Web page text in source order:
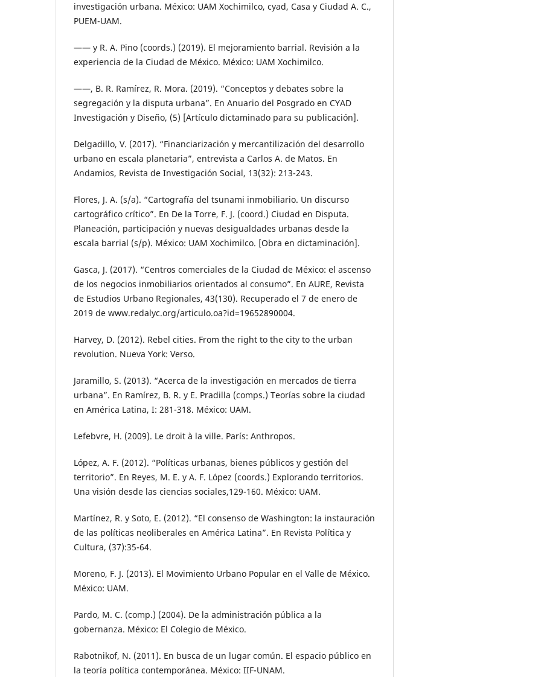
investigación urbana. México: UAM Xochimilco, cyad, Casa y Ciudad A. C.,
PUEM-UAM.
—— y R. A. Pino (coords.) (2019). El mejoramiento barrial. Revisión a la
experiencia de la Ciudad de México. México: UAM Xochimilco.
——, B. R. Ramírez, R. Mora. (2019). “Conceptos y debates sobre la
segregación y la disputa urbana”. En Anuario del Posgrado en CYAD
Investigación y Diseño, (5) [Artículo dictaminado para su publicación].
Delgadillo, V. (2017). “Financiarización y mercantilización del desarrollo
urbano en escala planetaria”, entrevista a Carlos A. de Matos. En
Andamios, Revista de Investigación Social, 13(32): 213-243.
Flores, J. A. (s/a). “Cartografía del tsunami inmobiliario. Un discurso
cartográfico crítico”. En De la Torre, F. J. (coord.) Ciudad en Disputa.
Planeación, participación y nuevas desigualdades urbanas desde la
escala barrial (s/p). México: UAM Xochimilco. [Obra en dictaminación].
Gasca, J. (2017). “Centros comerciales de la Ciudad de México: el ascenso
de los negocios inmobiliarios orientados al consumo”. En AURE, Revista
de Estudios Urbano Regionales, 43(130). Recuperado el 7 de enero de
2019 de www.redalyc.org/articulo.oa?id=19652890004.
Harvey, D. (2012). Rebel cities. From the right to the city to the urban
revolution. Nueva York: Verso.
Jaramillo, S. (2013). “Acerca de la investigación en mercados de tierra
urbana”. En Ramírez, B. R. y E. Pradilla (comps.) Teorías sobre la ciudad
en América Latina, I: 281-318. México: UAM.
Lefebvre, H. (2009). Le droit à la ville. París: Anthropos.
López, A. F. (2012). “Políticas urbanas, bienes públicos y gestión del
territorio”. En Reyes, M. E. y A. F. López (coords.) Explorando territorios.
Una visión desde las ciencias sociales,129-160. México: UAM.
Martínez, R. y Soto, E. (2012). “El consenso de Washington: la instauración
de las políticas neoliberales en América Latina”. En Revista Política y
Cultura, (37):35-64.
Moreno, F. J. (2013). El Movimiento Urbano Popular en el Valle de México.
México: UAM.
Pardo, M. C. (comp.) (2004). De la administración pública a la
gobernanza. México: El Colegio de México.
Rabotnikof, N. (2011). En busca de un lugar común. El espacio público en
la teoría política contemporánea. México: IIF-UNAM.